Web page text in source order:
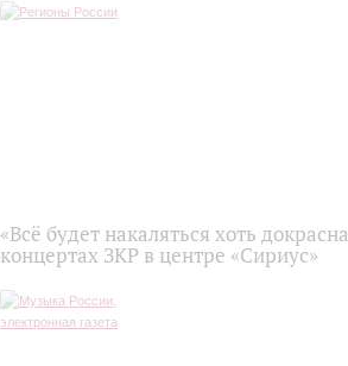
«Всё будет накаляться хоть
концертах ЗКР в центре «Сириус»